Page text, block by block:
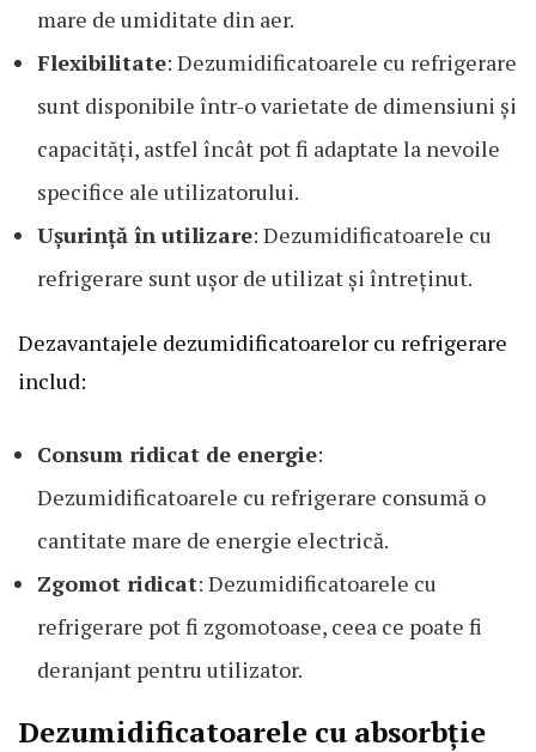
mare de umiditate din aer.
Flexibilitate: Dezumidificatoarele cu refrigerare
sunt disponibile într-o varietate de dimensiuni și
capacități, astfel încât pot fi adaptate la nevoile
specifice ale utilizatorului.
Ușurință în utilizare: Dezumidificatoarele cu
refrigerare sunt ușor de utilizat și întreținut.
Dezavantajele dezumidificatoarelor cu refrigerare
includ:
Consum ridicat de energie:
Dezumidificatoarele cu refrigerare consumă o
cantitate mare de energie electrică.
Zgomot ridicat: Dezumidificatoarele cu
refrigerare pot fi zgomotoase, ceea ce poate fi
deranjant pentru utilizator.
Dezumidificatoarele cu absorbție